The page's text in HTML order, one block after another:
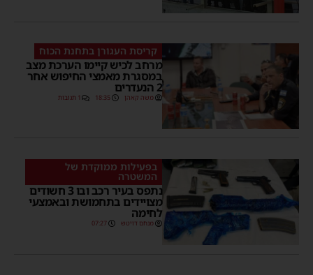
קריסת העגורן בתחנת הכוח
מרחב לכיש קיימו הערכת מצב
במסגרת מאמצי החיפוש אחר
2 הנעדרים
משה קאהן 18:35 1 תגובות
בפעילות ממוקדת של
המשטרה
נתפס בעיר רכב ובו 3 חשודים
מצויידים בתחמושת ובאמצעי
לחימה
מנחם דויטש 07:27